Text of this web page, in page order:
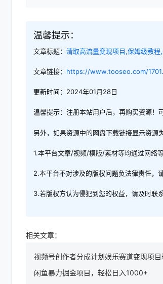
温馨提示：
文章标题： 清取高流量变现项目,保姆级教
文章链接： https://www.tooseo.com/
更新时间：2024年01月28日
温馨提示：注册本站用户后，再购买资源！
另外，如果资源中的网盘下载链接显示资源
1.本平台文章/视频/模版/素材等均通过网络
2.本平台不对涉及的版权问题负法律责任，
3.若版权方认为侵犯到您的权益，请及时联
相关文章：
视频号创作者分成计划娱乐赛道变现项
闲鱼暴力掘金项目，轻松日入1000+